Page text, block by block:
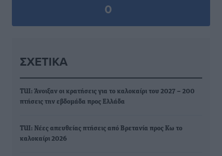
0
ΣΧΕΤΙΚΆ
TUI: Άνοιξαν οι κρατήσεις για το καλοκαίρι του 2027 – 200
πτήσεις την εβδομάδα προς Ελλάδα
TUI: Νέες απευθείας πτήσεις από Βρετανία προς Κω το
καλοκαίρι 2026